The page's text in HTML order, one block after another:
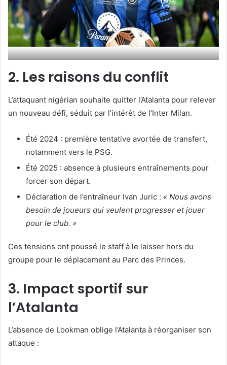
2. Les raisons du conflit
L’attaquant nigérian souhaite quitter l’Atalanta pour relever
un nouveau défi, séduit par l’intérêt de l’Inter Milan.
Été 2024 : première tentative avortée de transfert,
notamment vers le PSG.
Été 2025 : absence à plusieurs entraînements pour
forcer son départ.
Déclaration de l’entraîneur Ivan Juric : « Nous avons
besoin de joueurs qui veulent progresser et jouer
pour le club. »
Ces tensions ont poussé le staff à le laisser hors du
groupe pour le déplacement au Parc des Princes.
3. Impact sportif sur
l’Atalanta
L’absence de Lookman oblige l’Atalanta à réorganiser son
attaque :